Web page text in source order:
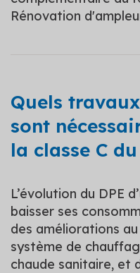
Rénovation
Quels
sont
la classe C
L’évolution du DPE
baisser ses
des améliorations
système de
chaude sanitaire, et